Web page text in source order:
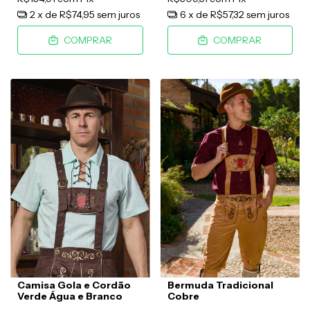
2x de R$74,95 sem juros
COMPRAR
6 x de R$57,32sem juros
COMPRAR
Camisa Gola e Cordão
Verde Água e Branco
Bermuda Tradicional
Cobre